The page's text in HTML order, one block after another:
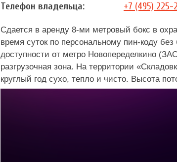
Телефон владельца:
+7 (495) 225-
Сдается в аренду 8-ми метровый бокс в
время суток по персональному пин-коду
доступности от метро Новопеределкино
разгрузочная зона. На территории
круглый год сухо, тепло и чисто. Высота